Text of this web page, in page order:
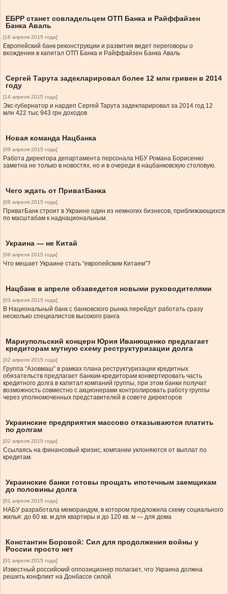
ЕБРР станет совладельцем ОТП Банка и Райффайзен
Банка Аваль
[16 апреля 2015 года]
Европейский банк реконструкции и развития ведет переговоры о
вхождении в капитал ОТП Банка и Райффайзен Банка Аваль
Сергей Тарута задекларировал более 12 млн гривен в 2014
году
[14 апреля 2015 года]
Экс-губернатор и нардеп Сергей Тарута задекларировал за 2014 год 12
млн 422 тыс 943 грн доходов
Новая команда Нацбанка
[09 апреля 2015 года]
Работа директора департамента персонала НБУ Романа Борисенко
заметна не только в новостях, но и в очереди в нацбанковскую столовую.
Чего ждать от ПриватБанка
[08 апреля 2015 года]
ПриватБанк строит в Украине один из немногих бизнесов, приближающихся
по масштабам к наднациональным.
Украина — не Китай
[08 апреля 2015 года]
Что мешает Украине стать “европейским Китаем”?
Нацбанк в апреле обзаведется новыми руководителями
[03 апреля 2015 года]
В Национальный банк с банковского рынка перейдут работать сразу
несколько специалистов высокого ранга
Мариупольский концерн Юрия Иванющенко предлагает
кредиторам мутную схему реструктуризации долга
[02 апреля 2015 года]
Группа “Азовмаш” в рамках плана реструктуризации кредитных
обязательств предлагает банкам-кредиторам конвертировать часть
кредитного долга в капитал компаний группы, при этом банки получат
возможность совместно с акционерами контролировать работу группы
через уполномоченных представителей в совете директоров
Украинские предприятия массово отказываются платить
по долгам
[02 апреля 2015 года]
Ссылаясь на финансовый кризис, компании уклоняются от выплат по
кредитам.
Украинские банки готовы прощать ипотечным заемщикам
до половины долга
[01 апреля 2015 года]
НАБУ разработала меморандум, в котором предложила схему социального
жилья: до 60 кв. м для квартиры и до 120 кв. м — для дома
Константин Боровой: Сил для продолжения войны у
России просто нет
[01 апреля 2015 года]
Известный российский оппозиционер полагает, что Украина должна
решить конфликт на Донбассе силой.